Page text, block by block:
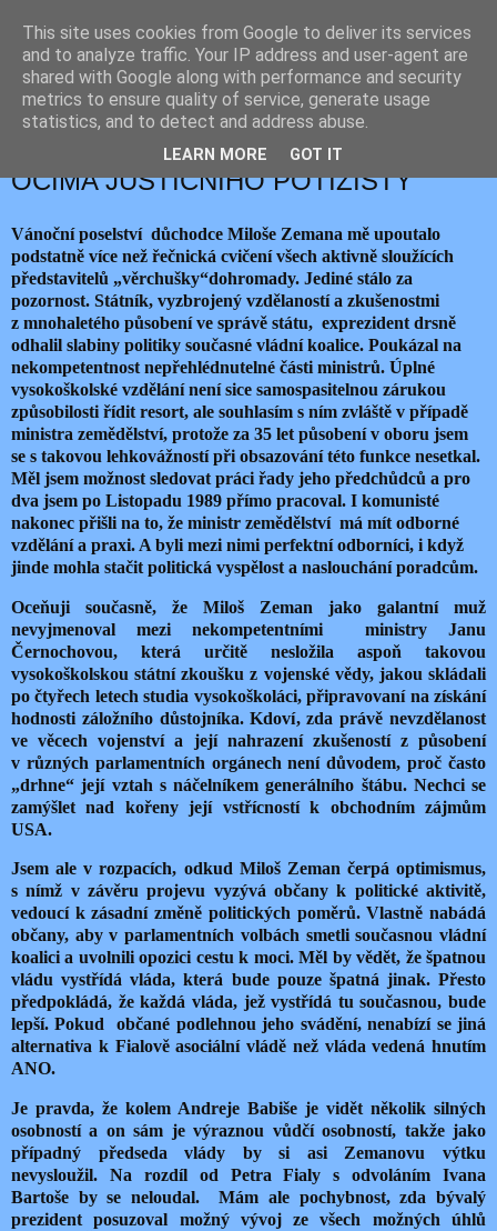
JEMELIK ZDENĚK
pátek 27. prosince 2024
ZEMANOVO VÁNOČNÍ POSELSTVÍ
OČIMA JUSTIČNÍHO POTÍŽISTY
Vánoční poselství důchodce Miloše Zemana mě upoutalo
podstatně více než řečnická cvičení všech aktivně sloužících
představitelů „věrchušky“dohromady. Jediné stálo za
pozornost. Státník, vyzbrojený vzdělaností a zkušenostmi
z mnohaletého působení ve správě státu, exprezident drsně
odhalil slabiny politiky současné vládní koalice. Poukázal na
nekompetentnost nepřehlédnutelné části ministrů. Úplné
vysokoškolské vzdělání není sice samospasitelnou zárukou
způsobilosti řídit resort, ale souhlasím s ním zvláště v případě
ministra zemědělství, protože za 35 let působení v oboru jsem
se s takovou lehkovážností při obsazování této funkce nesetkal.
Měl jsem možnost sledovat práci řady jeho předchůdců a pro
dva jsem po Listopadu 1989 přímo pracoval. I komunisté
nakonec přišli na to, že ministr zemědělství má mít odborné
vzdělání a praxi. A byli mezi nimi perfektní odborníci, i když
jinde mohla stačit politická vyspělost a naslouchání poradcům.
Oceňuji současně, že Miloš Zeman jako galantní muž
nevyjmenoval mezi nekompetentními ministry Janu
Černochovou, která určitě nesložila aspoň takovou
vysokoškolskou státní zkoušku z vojenské vědy, jakou skládali
po čtyřech letech studia vysokoškoláci, připravovaní na získání
hodnosti záložního důstojníka. Kdoví, zda právě nevzdělanost
ve věcech vojenství a její nahrazení zkušeností z působení
v různých parlamentních orgánech není důvodem, proč často
„drhne“ její vztah s náčelníkem generálního štábu. Nechci se
zamýšlet nad kořeny její vstřícností k obchodním zájmům
USA.
Jsem ale v rozpacích, odkud Miloš Zeman čerpá optimismus,
s nímž v závěru projevu vyzývá občany k politické aktivitě,
vedoucí k zásadní změně politických poměrů. Vlastně nabádá
občany, aby v parlamentních volbách smetli současnou vládní
koalici a uvolnili opozici cestu k moci. Měl by vědět, že špatnou
vládu vystřídá vláda, která bude pouze špatná jinak. Přesto
předpokládá, že každá vláda, jež vystřídá tu současnou, bude
lepší. Pokud občané podlehnou jeho svádění, nenabízí se jiná
alternativa k Fialově asociální vládě než vláda vedená hnutím
ANO.
Je pravda, že kolem Andreje Babiše je vidět několik silných
osobností a on sám je výraznou vůdčí osobností, takže jako
případný předseda vlády by si asi Zemanovu výtku
nevysloužil. Na rozdíl od Petra Fialy s odvoláním Ivana
Bartoše by se neloudal. Mám ale pochybnost, zda bývalý
prezident posuzoval možný vývoj ze všech možných úhlů
This site uses cookies from Google to deliver its services
and to analyze traffic. Your IP address and user-agent are
shared with Google along with performance and security
metrics to ensure quality of service, generate usage
statistics, and to detect and address abuse.
LEARN MORE GOT IT